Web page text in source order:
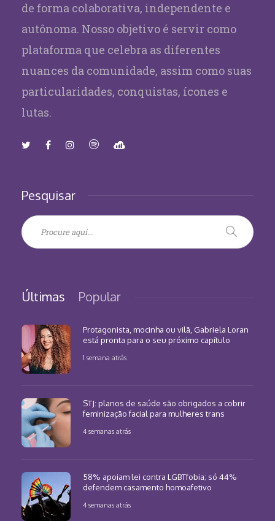
de forma colaborativa, independente e
autônoma. Nosso objetivo é servir como
plataforma que celebra as diferentes
nuances da comunidade, assim como suas
particularidades, conquistas, ícones e
lutas.
Pesquisar
Últimas Popular
Protagonista, mocinha ou vilã, Gabriela Loran
está pronta para o seu próximo capítulo
1 semana atrás
STJ: planos de saúde são obrigados a cobrir
feminização facial para mulheres trans
4 semanas atrás
58% apoiam lei contra LGBTfobia; só 44%
defendem casamento homoafetivo
4 semanas atrás